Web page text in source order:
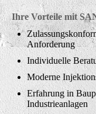
Ihre Vorteile mit
Anforderung
Individuelle
Moderne
Erfahrung in
Industrieanlagen